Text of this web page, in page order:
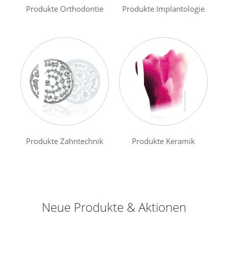
Produkte Orthodontie Produkte Implantologie
Produkte Zahntechnik Produkte Keramik
Neue Produkte & Aktionen